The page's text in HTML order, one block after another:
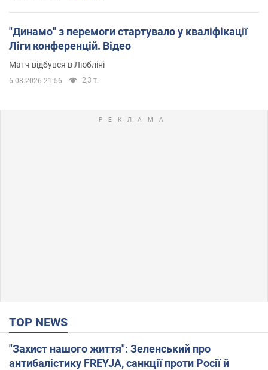
"Динамо" з перемоги стартувало у кваліфікації
Ліги конференцій. Відео
Матч відбувся в Любліні
6.08.2026 21:56 2,3 т.
TOP NEWS
"Захист нашого життя": Зеленський про
антибалістику FREYJA, санкції проти Росії й